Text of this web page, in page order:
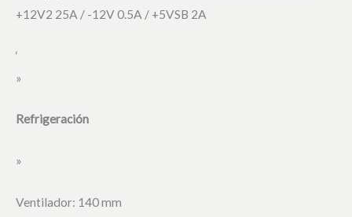
+12V2 25A / -12V 0.5A / +5VSB 2A
‘
»
Refrigeración
»
Ventilador: 140 mm